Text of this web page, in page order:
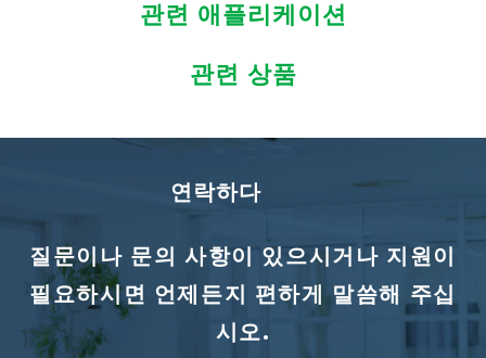
관련 애플리케이션
관련 상품
연락하다
질문이나 문의 사항이 있으시거나 지원이
필요하시면 언제든지 편하게 말씀해 주십
시오.